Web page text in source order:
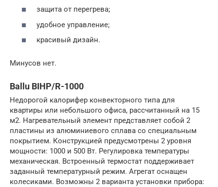
защита от перегрева;
удобное управление;
красивый дизайн.
Минусов нет.
Ballu BIHP/R-1000
Недорогой калорифер конвекторного типа для
квартиры или небольшого офиса, рассчитанный на 15
м2. Нагревательный элемент представляет собой 2
пластины из алюминиевого сплава со специальным
покрытием. Конструкцией предусмотрены 2 уровня
мощности: 1000 и 500 Вт. Регулировка температуры
механическая. Встроенный термостат поддерживает
заданный температурный режим. Агрегат оснащен
колесиками. Возможны 2 варианта установки прибора: